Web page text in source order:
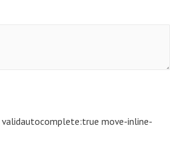
move-inline-